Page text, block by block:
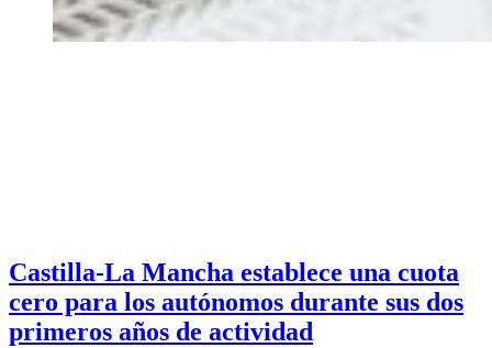
Castilla-La Mancha establece una cuota
cero para los autónomos durante sus dos
primeros años de actividad